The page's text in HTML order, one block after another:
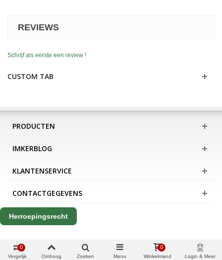
REVIEWS
Schrijf als eerste een review !
CUSTOM TAB
PRODUCTEN
IMKERBLOG
KLANTENSERVICE
CONTACTGEGEVENS
Herroepingsrecht
Vergelijk
0
Omhoog Zoeken Menu Winkelmand
0
Login & Meer